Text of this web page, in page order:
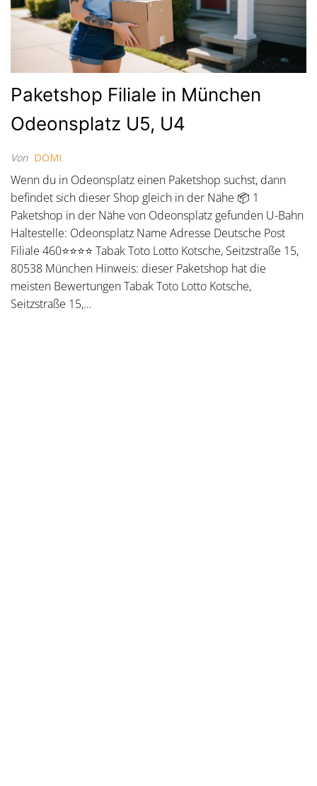
Paketshop Filiale in München
Odeonsplatz U5, U4
Von DOMI
Wenn du in Odeonsplatz einen Paketshop suchst, dann
befindet sich dieser Shop gleich in der Nähe 📦 1
Paketshop in der Nähe von Odeonsplatz gefunden U-Bahn
Haltestelle: Odeonsplatz Name Adresse Deutsche Post
Filiale 460⭐⭐⭐⭐ Tabak Toto Lotto Kotsche, Seitzstraße 15,
80538 München Hinweis: dieser Paketshop hat die
meisten Bewertungen Tabak Toto Lotto Kotsche,
Seitzstraße 15,…